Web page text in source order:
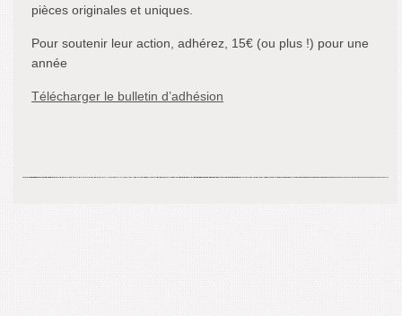
pièces originales et uniques.
Pour soutenir leur action, adhérez, 15€ (ou plus !) pour une
année
Télécharger le bulletin d’adhésion